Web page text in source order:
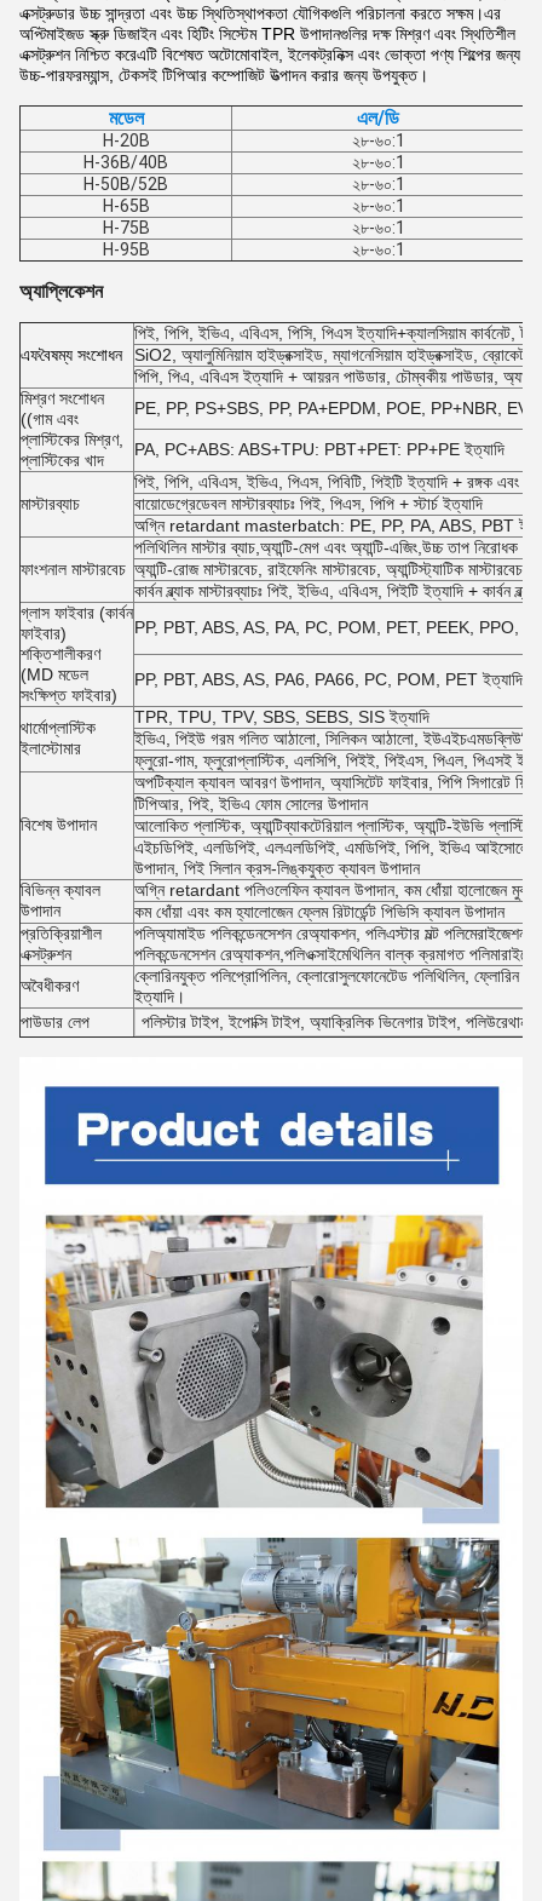
এক্সট্রুডার উচ্চ সান্দ্রতা এবং উচ্চ স্থিতিস্থাপকতা যৌগিকগুলি পরিচালনা করতে সক্ষম।এর
অপ্টিমাইজড স্ক্রু ডিজাইন এবং হিটিং সিস্টেম TPR উপাদানগুলির দক্ষ মিশ্রণ এবং স্থিতিশীল
এক্সট্রুশন নিশ্চিত করেএটি বিশেষত অটোমোবাইল, ইলেকট্রনিক্স এবং ভোক্তা পণ্য শিল্পের জন্য
উচ্চ-পারফরম্যান্স, টেকসই টিপিআর কম্পোজিট উত্পাদন করার জন্য উপযুক্ত।
মডেল এল/ডি
H-20B
২৮-৬০:1
H-36B/40B
২৮-৬০:1
H-50B/52B
২৮-৬০:1
H-65B
২৮-৬০:1
H-75B
২৮-৬০:1
H-95B
২৮-৬০:1
অ্যাপ্লিকেশন
এফবৈষম্য সংশোধন
পিই, পিপি, ইভিএ, এবিএস, পিসি, পিএস ইত্যাদি+ক্যালসিয়াম কার্বনেট,
SiO2, অ্যালুমিনিয়াম হাইড্রক্সাইড, ম্যাগনেসিয়াম হাইড্রক্সাইড, ব্রোকেট
পিপি, পিএ, এবিএস ইত্যাদি + আয়রন পাউডার, চৌম্বকীয় পাউডার,
মিশ্রণ সংশোধন
((গাম এবং
প্লাস্টিকের মিশ্রণ,
প্লাস্টিকের খাদ
PE, PP, PS+SBS, PP, PA+EPDM, POE, PP+NBR, EVA +
PA, PC+ABS: ABS+TPU: PBT+PET: PP+PE ইত্যাদি
মাস্টারব্যাচ
পিই, পিপি, এবিএস, ইভিএ, পিএস, পিবিটি, পিইটি ইত্যাদি + রঙ্গক এবং
বায়োডেগ্রেডেবল মাস্টারব্যাচঃ পিই, পিএস, পিপি + স্টার্চ ইত্যাদি
অগ্নি retardant masterbatch: PE, PP, PA, ABS, PBT
ফাংশনাল মাস্টারবেচ
পলিথিলিন মাস্টার ব্যাচ,অ্যান্টি-মেগ এবং অ্যান্টি-এজিং,উচ্চ তাপ নিরোধক
অ্যান্টি-রোজ মাস্টারবেচ, রাইফেনিং মাস্টারবেচ, অ্যান্টিস্ট্যাটিক মাস্টারবেচ,
কার্বন ব্ল্যাক মাস্টারব্যাচঃ পিই, ইভিএ, এবিএস, পিইটি ইত্যাদি + কার্বন ব্ল্যাক
গ্লাস ফাইবার (কার্বন
ফাইবার)
শক্তিশালীকরণ
(MD মডেল
সংক্ষিপ্ত ফাইবার)
PP, PBT, ABS, AS, PA, PC, POM, PET, PEEK, PPO, PES
PP, PBT, ABS, AS, PA6, PA66, PC, POM, PET ইত্যাদি + দীর্ঘ
থার্মোপ্লাস্টিক
ইলাস্টোমার
TPR, TPU, TPV, SBS, SEBS, SIS ইত্যাদি
ইভিএ, পিইউ গরম গলিত আঠালো, সিলিকন আঠালো, ইউএইচএমডব্লিউপিই
ফ্লুরো-গাম, ফ্লুরোপ্লাস্টিক, এলসিপি, পিইই, পিইএস, পিএল, পিএসই
বিশেষ উপাদান
অপটিক্যাল ক্যাবল আবরণ উপাদান, অ্যাসিটেট ফাইবার, পিপি সিগারেট
টিপিআর, পিই, ইভিএ ফোম সোলের উপাদান
আলোকিত প্লাস্টিক, অ্যান্টিব্যাকটেরিয়াল প্লাস্টিক, অ্যান্টি-ইউভি
এইচডিপিই, এলডিপিই, এলএলডিপিই, এমডিপিই, পিপি, ইভিএ
উপাদান, পিই সিলান ক্রস-লিঙ্কযুক্ত ক্যাবল উপাদান
বিভিন্ন ক্যাবল
উপাদান
অগ্নি retardant পলিওলেফিন ক্যাবল উপাদান, কম ধোঁয়া হালোজেন
কম ধোঁয়া এবং কম হ্যালোজেন ফ্লেম রিটার্ডেন্ট পিভিসি ক্যাবল উপাদান
প্রতিক্রিয়াশীল
এক্সট্রুশন
পলিঅ্যামাইড পলিকন্ডেনসেশন রেঅ্যাকশন, পলিএস্টার মল্ট পলিমেরাইজেশন
পলিকন্ডেনসেশন রেঅ্যাকশন,পলিওক্সাইমেথিলিন বাল্ক ক্রমাগত
অবৈধীকরণ
ক্লোরিনযুক্ত পলিপ্রোপিলিন, ক্লোরোসুলফোনেটেড পলিথিলিন, ফ্লোরিন
ইত্যাদি।
পাউডার লেপ
পলিস্টার টাইপ, ইপোক্সি টাইপ, অ্যাক্রিলিক ভিনেগার টাইপ,